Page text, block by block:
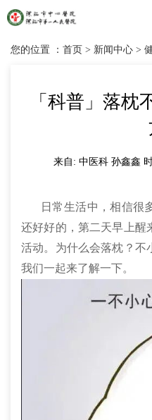
您的位置 ： 首页 > 新闻中心 >
「科普」落枕
来自: 中医科 孙鑫鑫
日常生活中，相信很
还好好的，第二天早上醒
活动。为什么会落枕？不
我们一起来了解一下。